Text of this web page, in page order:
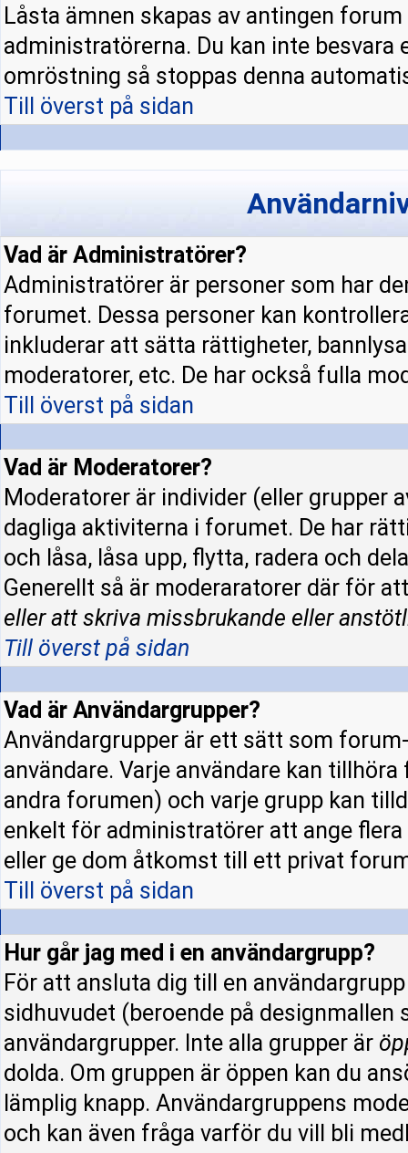
Låsta ämnen skapas av antingen
administratörerna. Du kan inte
omröstning så stoppas denna
Till överst på sidan
Vad är Administratörer?
Administratörer är personer som har
forumet. Dessa personer kan
inkluderar att sätta rättigheter,
moderatorer, etc. De har också fulla
Till överst på sidan
Vad är Moderatorer?
Moderatorer är individer (eller grupper
dagliga aktiviterna i forumet. De har
och låsa, låsa upp, flytta, radera och
Generellt så är moderaratorer där för
eller att skriva missbrukande eller
Till överst på sidan
Vad är Användargrupper?
Användargrupper är ett sätt som
användare. Varje användare kan
andra forumen) och varje grupp kan
enkelt för administratörer att ange
eller ge dom åtkomst till ett privat
Till överst på sidan
Hur går jag med i en användargrupp?
För att ansluta dig till en
sidhuvudet (beroende på designmallen
användargrupper. Inte alla grupper är
dolda. Om gruppen är öppen kan du
lämplig knapp. Användargruppens
och kan även fråga varför du vill bli